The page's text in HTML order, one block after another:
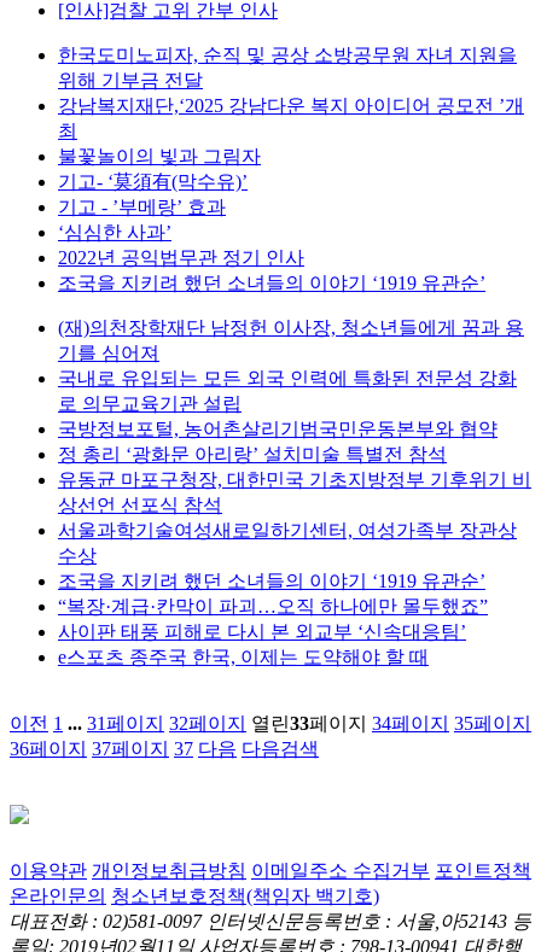
[인사]검찰 고위 간부 인사
한국도미노피자, 순직 및 공상 소방공무원 자녀 지원을
위해 기부금 전달
강남복지재단,‘2025 강남다운 복지 아이디어 공모전 ’개
최
불꽃놀이의 빛과 그림자
기고- ‘莫須有(막수유)’
기고 - ’부메랑’ 효과
‘심심한 사과’
2022년 공익법무관 정기 인사
조국을 지키려 했던 소녀들의 이야기 ‘1919 유관순’
(재)의천장학재단 남정헌 이사장, 청소년들에게 꿈과 용
기를 심어져
국내로 유입되는 모든 외국 인력에 특화된 전문성 강화
로 의무교육기관 설립
국방정보포털, 농어촌살리기범국민운동본부와 협약
정 총리 ‘광화문 아리랑’ 설치미술 특별전 참석
유동균 마포구청장, 대한민국 기초지방정부 기후위기 비
상선언 선포식 참석
서울과학기술여성새로일하기센터, 여성가족부 장관상
수상
조국을 지키려 했던 소녀들의 이야기 ‘1919 유관순’
“복장·계급·칸막이 파괴…오직 하나에만 몰두했죠”
사이판 태풍 피해로 다시 본 외교부 ‘신속대응팀’
e스포츠 종주국 한국, 이제는 도약해야 할 때
이전 1 ... 31페이지 32페이지 열린33페이지 34페이지 35페이지
36페이지 37페이지 37 다음 다음검색
이용약관 개인정보취급방침 이메일주소 수집거부 포인트정책
온라인문의 청소년보호정책(책임자 백기호)
대표전화 : 02)581-0097 인터넷신문등록번호 : 서울,아52143 등
록일: 2019년02월11일 사업자등록번호 : 798-13-00941 대한행